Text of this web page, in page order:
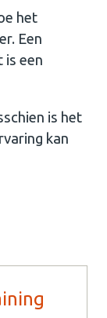
het
Een
is een
is het
kan